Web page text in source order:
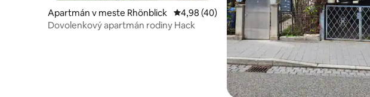
Apartmán v meste Rhönblick Priemerné ohodnotenie 4,98 z 5, počet
4,98 (40)
Dovolenkový apartmán rodiny Hack